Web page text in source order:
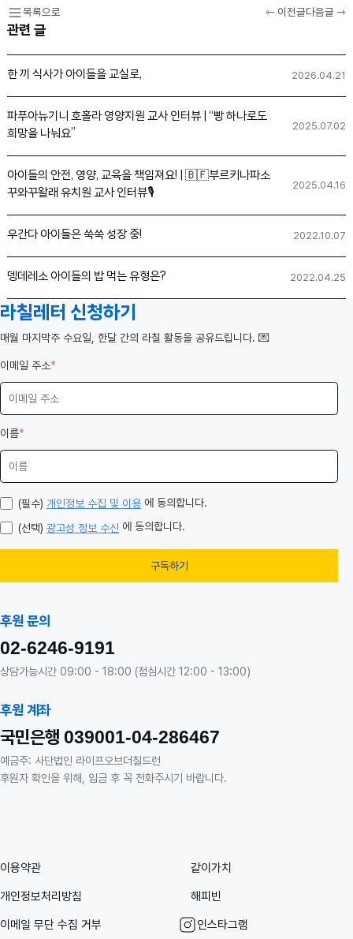
목록으로 ⇽ 이전글다음글 ⇾
관련 글
한 끼 식사가 아이들을 교실로, 2026.04.21
파푸아뉴기니 호홀라 영양지원 교사 인터뷰 | “빵 하나로도
희망을 나눠요”
2025.07.02
아이들의 안전, 영양, 교육을 책임져요! | 🇧🇫부르키나파소
꾸와꾸왈래 유치원 교사 인터뷰🎙️
2025.04.16
우간다 아이들은 쑥쑥 성장 중! 2022.10.07
뎅데레소 아이들의 밥 먹는 유형은? 2022.04.25
라칠레터 신청하기
️매월 마지막주 수요일, 한달 간의 라칠 활동을 공유드립니다. 💌
이메일 주소*
이름*
(필수) 개인정보 수집 및 이용 에 동의합니다.
(선택) 광고성 정보 수신 에 동의합니다.
구독하기
후원 문의
02-6246-9191
상담가능시간 09:00 - 18:00 (점심시간 12:00 - 13:00)
후원 계좌
국민은행 039001-04-286467
예금주: 사단법인 라이프오브더칠드런
후원자 확인을 위해, 입금 후 꼭 전화주시기 바랍니다.
이용약관
개인정보처리방침
이메일 무단 수집 거부
같이가치
해피빈
인스타그램